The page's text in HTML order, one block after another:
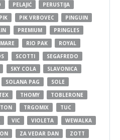
PELAJIĆ
PERUSTIJA
PIK PIK VRBOVEC
PINGUIN
PREMIUM
PRINGLES
RIO PAK
ROYAL
SCOTTI
SEGAFREDO
SKY COLA
SLAVONICA
SOLANA PAG
SOLE
THOMY
TOBLERONE
TRGOMIX
TUC
VIC VIOLETA
WEWALKA
ZA VEDAR DAN
ZOTT